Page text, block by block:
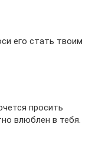
его стать твоим
просить
влюблен в тебя.